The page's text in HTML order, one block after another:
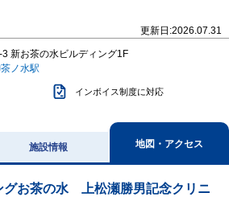
更新日:2026.07.31
3 新お茶の水ビルディング1F
ノ水駅
インボイス制度に対応
施設情報 地図・アクセス
グお茶の水 上松瀬勝男記念クリニ